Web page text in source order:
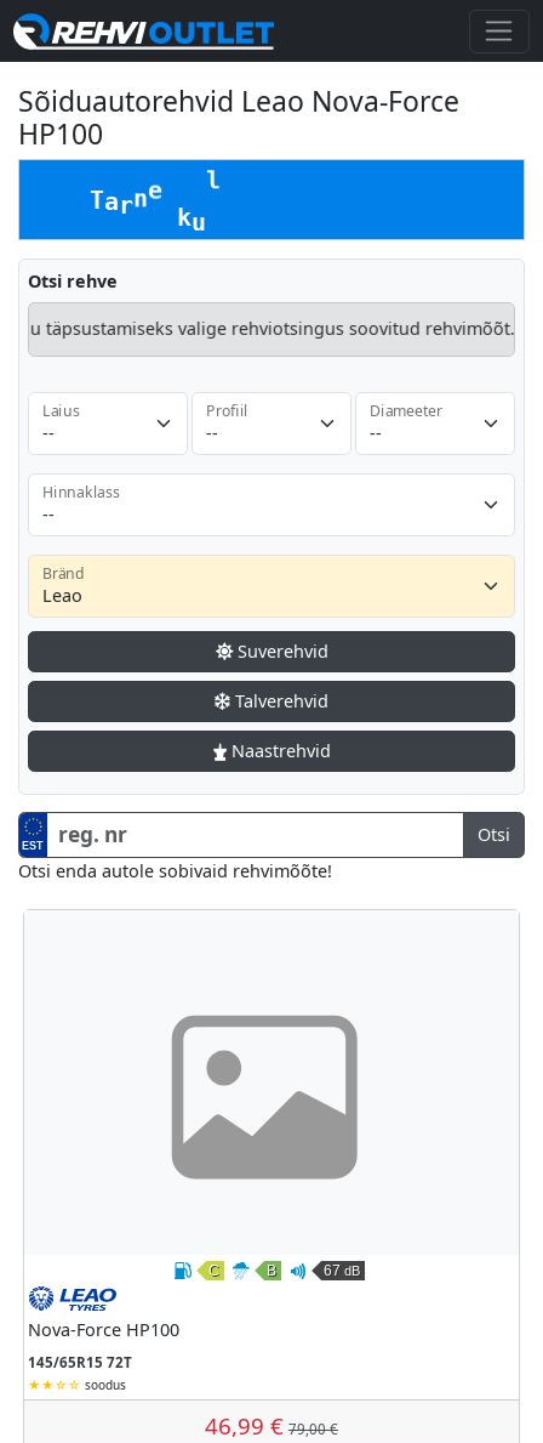
Sõiduautorehvid Leao Nova-Force
HP100
Otsi rehve
valige rehviotsingus soovitud rehvimõõt.
Laius Profiil Diameeter
Hinnaklass
Bränd
Suverehvid
Talverehvid
Naastrehvid
Numbrimärk
Otsi
Otsi enda autole sobivaid rehvimõõte!
Kütusesäästlikkus
C
Märghaardumine
B
Väline veeremismüra
67 dB
Nova-Force HP100
145/65R15 72T
soodus
46,99 € 79,00 €